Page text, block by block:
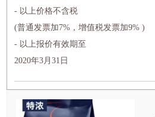
- 以上价格不含税
(普通发票加7%，增值税发票加9% )
- 以上报价有效期至
2020年3月31日